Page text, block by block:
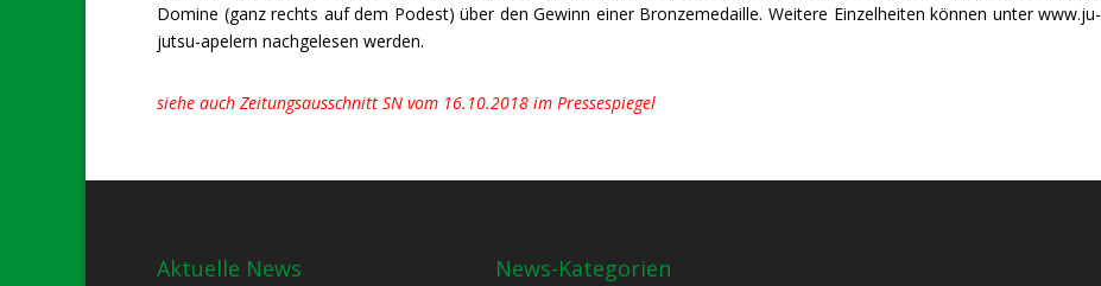
Domine (ganz rechts auf dem Podest) über den Gewinn einer Bronzemedaille. Weitere Einzelheiten können unter www.ju-
jutsu-apelern nachgelesen werden.
siehe auch Zeitungsausschnitt SN vom 16.10.2018 im Pressespiegel
Aktuelle News News-Kategorien